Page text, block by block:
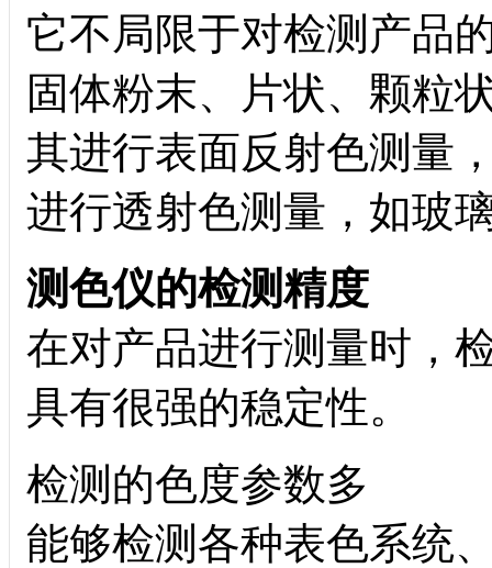
它不局限于对检测产品
固体粉末、片状、颗粒
其进行表面反射色测量
进行透射色测量，如玻
测色仪的检测精度
在对产品进行测量时，
具有很强的稳定性。
检测的色度参数多
能够检测各种表色系统